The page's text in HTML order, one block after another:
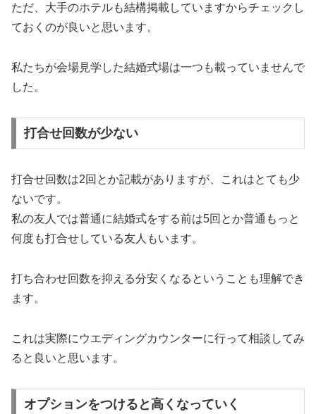
ただ、大手のホテルも結構掲載していますからチェックし
ておくのが良いと思います。
私たちが会場見学した結婚式場は一つも載っていませんで
した。
打合せ回数が少ない
打合せ回数は2回とか記載がありますが、これはとても少
ないです。
私の友人では普通に結婚式をする前は5回とか普通もっと
何度も打合せしている友人もいます。
打ち合わせ回数を抑える分安くなるということも理解でき
ます。
これは実際にウエディングカウンターに行って相談してみ
ると良いと思います。
オプションをつけると高くなっていく